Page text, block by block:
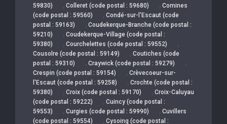
59830)
, Colleret (code postal : 59680) , Comines
(code postal : 59560)
, Condé-sur-l'Escaut (code
postal : 59163)
, Coudekerque-Branche (code postal :
59210)
, Coudekerque-Village (code postal :
59380)
, Courchelettes (code postal : 59552) ,
Cousolre (code postal : 59149) , Coutiches (code
postal : 59310)
, Craywick (code postal : 59279) ,
Crespin (code postal : 59154) , Crèvecoeur-sur-
l'Escaut (code postal : 59258)
, Crochte (code postal :
59380)
, Croix (code postal : 59170) , Croix-Caluyau
(code postal : 59222)
, Cuincy (code postal :
59553)
, Curgies (code postal : 59990) , Cuvillers
(code postal : 59554)
, Cysoing (code postal :